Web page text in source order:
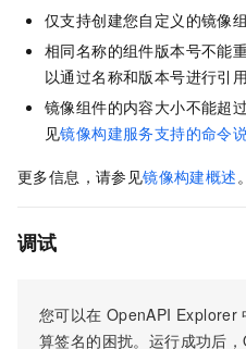
仅支持创建您自定义的镜像组
相同名称的组件版本号不能
以通过名称和版本号进行引用
镜像组件的内容大小不能超
见镜像构建服务支持的命令
更多信息，请参见镜像构建概述。
调试
您可以在 OpenAPI Explorer
算签名的困扰。运行成功后